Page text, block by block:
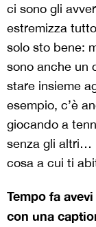
ci sono gli
estremizza
solo sto bene:
sono anche un
stare insieme
esempio, c’è
giocando a
senza gli altri…
cosa a cui ti
Tempo fa
con una